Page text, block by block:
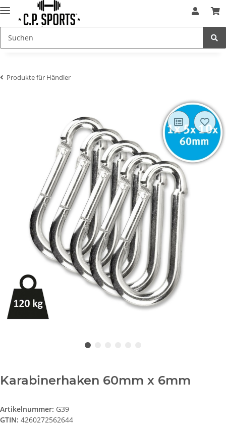
Produkte für Händler
Karabinerhaken 60mm x 6mm
Artikelnummer: G39
GTIN: 4260272562644